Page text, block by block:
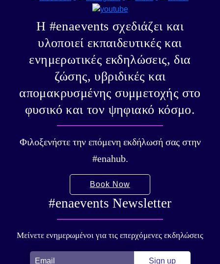
Η #enaevents σχεδιάζει και
υλοποιεί εκπαιδευτικές και
ενημερωτικές εκδηλώσεις, δια
ζώσης, υβριδικές και
απομακρυσμένης συμμετοχής στο
φυσικό και τον ψηφιακό κόσμο.
Φιλοξενήστε την επόμενη εκδήλωσή σας στην
#enahub.
Book Now
#enaevents Newsletter
Μείνετε ενημερωμένοι για τις επερχόμενες εκδηλώσεις